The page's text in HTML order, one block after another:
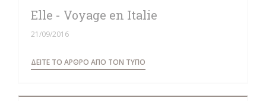
Elle - Voyage en Italie
21/09/2016
ΔΕΊΤΕ ΤΟ ΆΡΘΡΟ ΑΠΌ ΤΟΝ ΤΎΠΟ